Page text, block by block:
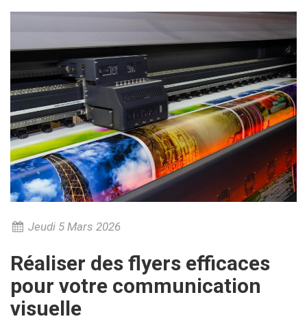
Jeudi 5 Mars 2026
Réaliser des flyers efficaces
pour votre communication
visuelle